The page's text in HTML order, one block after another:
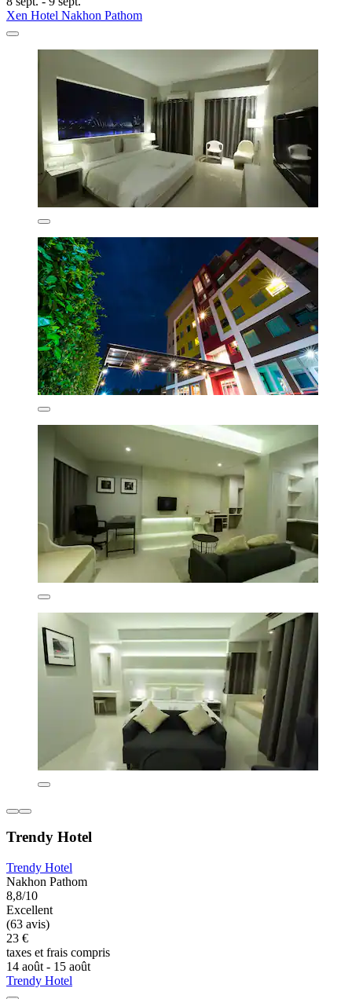
Xen Hotel Nakhon Pathom
Trendy Hotel
Trendy Hotel
Nakhon Pathom
8,8/10
Excellent
(63 avis)
23 €
taxes et frais compris
14 août - 15 août
Trendy Hotel